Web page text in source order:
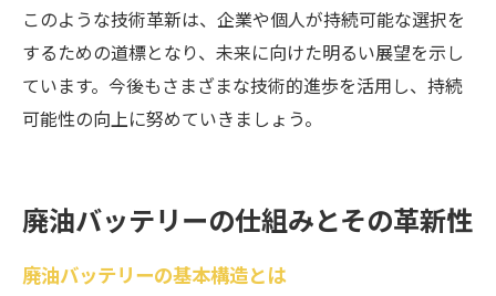
このような技術革新は、企業や個人が持続可能な選択を
するための道標となり、未来に向けた明るい展望を示し
ています。今後もさまざまな技術的進歩を活用し、持続
可能性の向上に努めていきましょう。
廃油バッテリーの仕組みとその革新性
廃油バッテリーの基本構造とは